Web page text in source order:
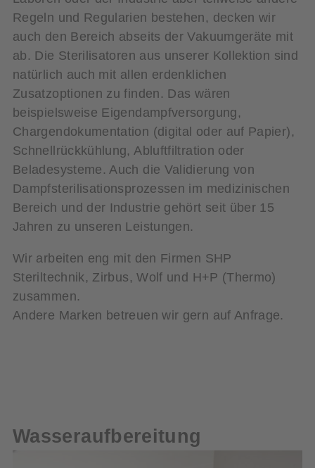
Regeln und Regularien bestehen, decken wir
auch den Bereich abseits der Vakuumgeräte mit
ab. Die Sterilisatoren aus unserer Kollektion sind
natürlich auch mit allen erdenklichen
Zusatzoptionen zu finden. Das wären
beispielsweise Eigendampfversorgung,
Chargendokumentation (digital oder auf Papier),
Schnellrückkühlung, Abluftfiltration oder
Beladesysteme. Auch die Validierung von
Dampfsterilisationsprozessen im medizinischen
Bereich und der Industrie gehört seit über 15
Jahren zu unseren Leistungen.
Wir arbeiten eng mit den Firmen SHP
Steriltechnik, Zirbus, Wolf und H+P (Thermo)
zusammen.
Andere Marken betreuen wir gern auf Anfrage.
Wasseraufbereitung